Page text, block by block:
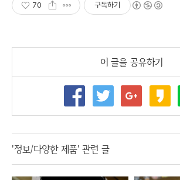
70 구독하기
이 글을 공유하기
'정보/다양한 제품' 관련 글